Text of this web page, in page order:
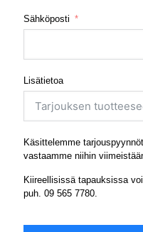
Sähköposti
Lisätietoa
Käsittelemme
vastaamme niihin
Kiireellisissä tapauksissa
puh. 09 565 7780